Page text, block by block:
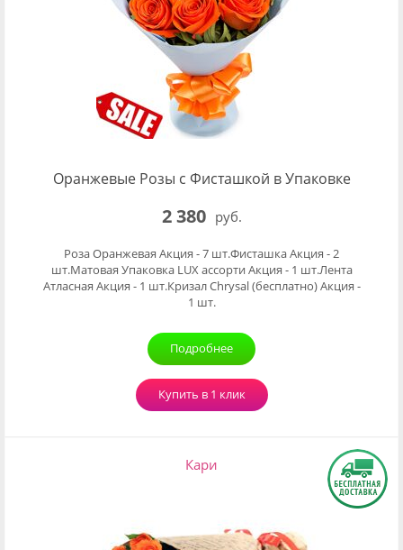
Оранжевые Розы с Фисташкой в Упаковке
2 380 руб.
Роза Оранжевая Акция - 7 шт.Фисташка Акция - 2
шт.Матовая Упаковка LUX ассорти Акция - 1 шт.Лента
Атласная Акция - 1 шт.Кризал Chrysal (бесплатно) Акция -
1 шт.
Подробнее
Купить в 1 клик
Кари